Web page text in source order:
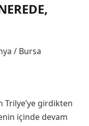
/ Bursa
Trilye’ye girdikten
içinde devam